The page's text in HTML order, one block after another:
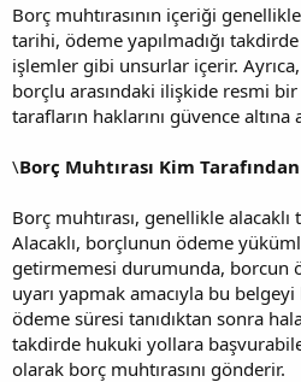
Borç muhtırasının içeriği
tarihi, ödeme yapılmadığı
işlemler gibi unsurlar içerir.
borçlu arasındaki ilişkide resmi bir
tarafların haklarını güvence altına
\Borç Muhtırası Kim
Borç muhtırası, genellikle
Alacaklı, borçlunun ödeme
getirmemesi durumunda, borcun
uyarı yapmak amacıyla bu
ödeme süresi tanıdıktan sonra
takdirde hukuki yollara
olarak borç muhtırasını gönderir.